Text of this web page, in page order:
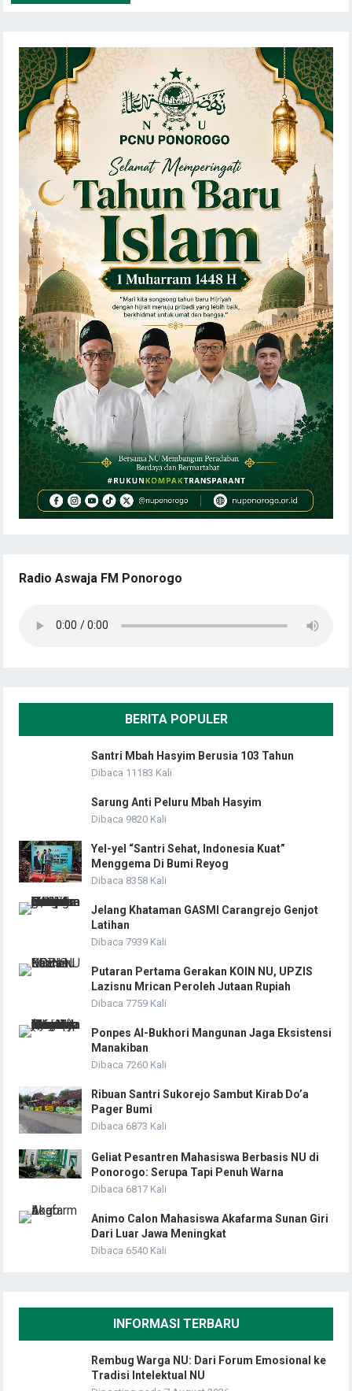
Radio Aswaja FM Ponorogo
BERITA POPULER
Santri Mbah Hasyim Berusia 103 Tahun
Dibaca 11183 Kali
Sarung Anti Peluru Mbah Hasyim
Dibaca 9820 Kali
Yel-yel “Santri Sehat, Indonesia Kuat”
Menggema Di Bumi Reyog
Dibaca 8358 Kali
Jelang Khataman GASMI Carangrejo Genjot
Latihan
Dibaca 7939 Kali
Putaran Pertama Gerakan KOIN NU, UPZIS
Lazisnu Mrican Peroleh Jutaan Rupiah
Dibaca 7759 Kali
Ponpes Al-Bukhori Mangunan Jaga Eksistensi
Manakiban
Dibaca 7260 Kali
Ribuan Santri Sukorejo Sambut Kirab Do’a
Pager Bumi
Dibaca 6873 Kali
Geliat Pesantren Mahasiswa Berbasis NU di
Ponorogo: Serupa Tapi Penuh Warna
Dibaca 6817 Kali
Animo Calon Mahasiswa Akafarma Sunan Giri
Dari Luar Jawa Meningkat
Dibaca 6540 Kali
INFORMASI TERBARU
Rembug Warga NU: Dari Forum Emosional ke
Tradisi Intelektual NU